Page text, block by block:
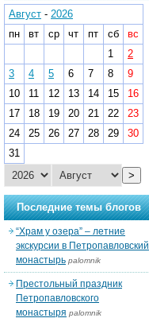
Август - 2026
пн
вт ср чт пт сб
вс
1
2
3
4 5 6 7 8
9
10
11 12 13 14 15
16
17
18 19 20 21 22
23
24
25 26 27 28 29
30
31
>
Последние темы блогов
“Храм у озера” – летние
экскурсии в Петропавловский
монастырь palomnik
Престольный праздник
Петропавловского
монастыря palomnik